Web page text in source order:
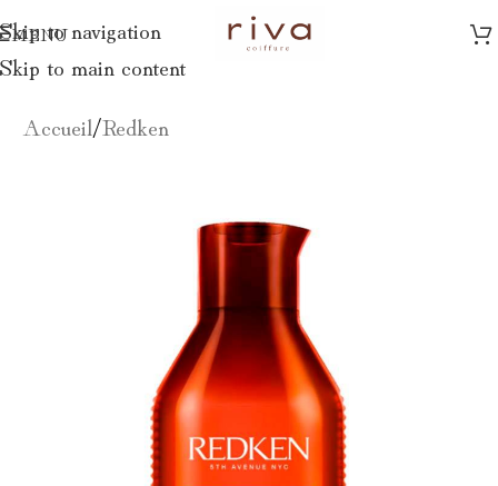
Skip to navigation
Skip to main content
MENU
Accueil/Redken